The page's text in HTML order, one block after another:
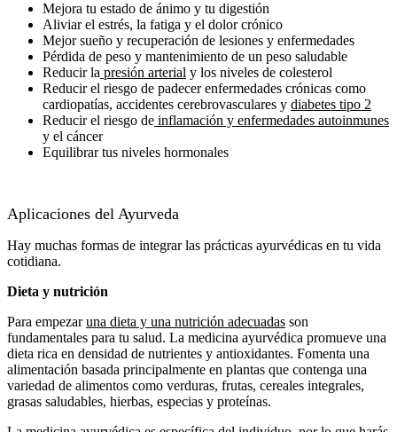
Mejora tu estado de ánimo y tu digestión
Aliviar el estrés, la fatiga y el dolor crónico
Mejor sueño y recuperación de lesiones y enfermedades
Pérdida de peso y mantenimiento de un peso saludable
Reducir la presión arterial y los niveles de colesterol
Reducir el riesgo de padecer enfermedades crónicas como
cardiopatías, accidentes cerebrovasculares y diabetes tipo 2
Reducir el riesgo de inflamación y enfermedades autoinmunes
y el cáncer
Equilibrar tus niveles hormonales
Aplicaciones del Ayurveda
Hay muchas formas de integrar las prácticas ayurvédicas en tu vida
cotidiana.
Dieta y nutrición
Para empezaruna dieta y una nutrición adecuadas son
fundamentales para tu salud. La medicina ayurvédica promueve una
dieta rica en densidad de nutrientes y antioxidantes. Fomenta una
alimentación basada principalmente en plantas que contenga una
variedad de alimentos como verduras, frutas, cereales integrales,
grasas saludables, hierbas, especias y proteínas.